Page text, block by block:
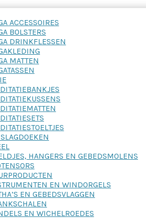
ACCESSOIRES
BOLSTERS
DRINKFLESSEN
MATTEN
HANGERS EN GEBEDSMOLENS
EN WINDORGELS
EN GEBEDSVLAGGEN
EN WICHELROEDES